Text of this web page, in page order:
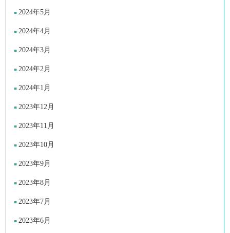
2024年5月
2024年4月
2024年3月
2024年2月
2024年1月
2023年12月
2023年11月
2023年10月
2023年9月
2023年8月
2023年7月
2023年6月